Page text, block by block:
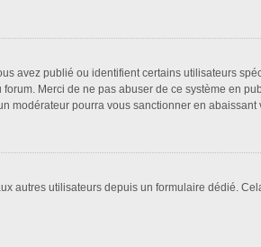
avez publié ou identifient certains utilisateurs
Merci de ne pas abuser de ce système en
modérateur pourra vous sanctionner en
autres utilisateurs depuis un formulaire dédié.